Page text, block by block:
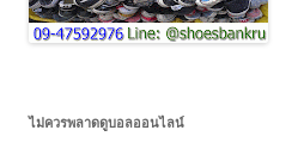
ไม่ควรพลาดดูบอลออนไลน์